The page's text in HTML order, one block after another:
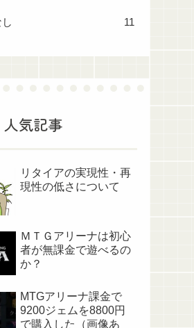
11
人気記事
リタイアの実現性・再
現性の低さについて
ＭＴＧアリーナは初心
者が無課金で遊べるの
か？
MTGアリーナ課金で
9200ジェムを8800円
で購入した（画像あ